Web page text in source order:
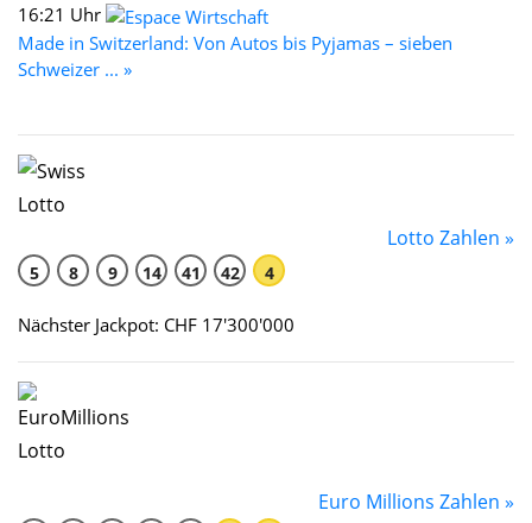
16:21 Uhr
Made in Switzerland: Von Autos bis Pyjamas – sieben
Schweizer ... »
Lotto Zahlen »
5 8 9 14 41 42 4
Nächster Jackpot: CHF 17'300'000
Euro Millions Zahlen »